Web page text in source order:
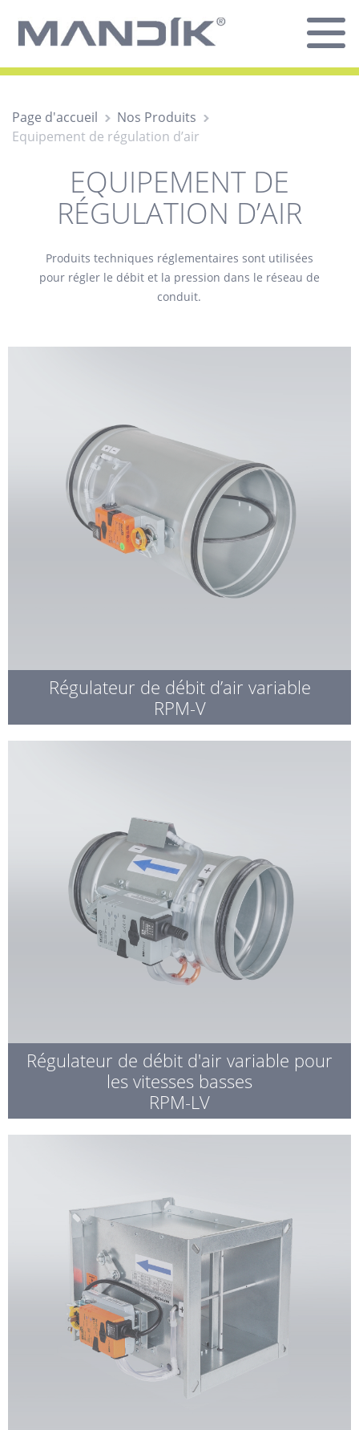
Page d'accueil
Nos Produits
Equipement de régulation d’air
EQUIPEMENT DE
RÉGULATION D’AIR
Produits techniques réglementaires sont utilisées
pour régler le débit et la pression dans le réseau de
conduit.
Régulateur de débit d’air variable
RPM-V
Régulateur de débit d'air variable pour
les vitesses basses
RPM-LV